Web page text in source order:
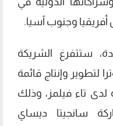
وجنوب آسيا.
ستتفرغ الشريكة
لتطوير وإنتاج قائمة
لدى تاء فيلمز، وذلك
سانجيتا ديساي